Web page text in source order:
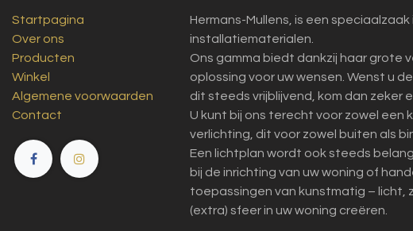
Startpagina
Over ons
Producten
Winkel
Algemene voorwaarden
Contact
Hermans-Mullens, is een speciaalzaak
installatiematerialen.
Ons gamma biedt dankzij haar grote
oplossing voor uw wensen. Wenst u
dit steeds vrijblijvend, kom dan zeker
U kunt bij ons terecht voor zowel een
verlichting, dit voor zowel buiten als
Een lichtplan wordt ook steeds
bij de inrichting van uw woning of
toepassingen van kunstmatig – licht,
(extra) sfeer in uw woning creëren.